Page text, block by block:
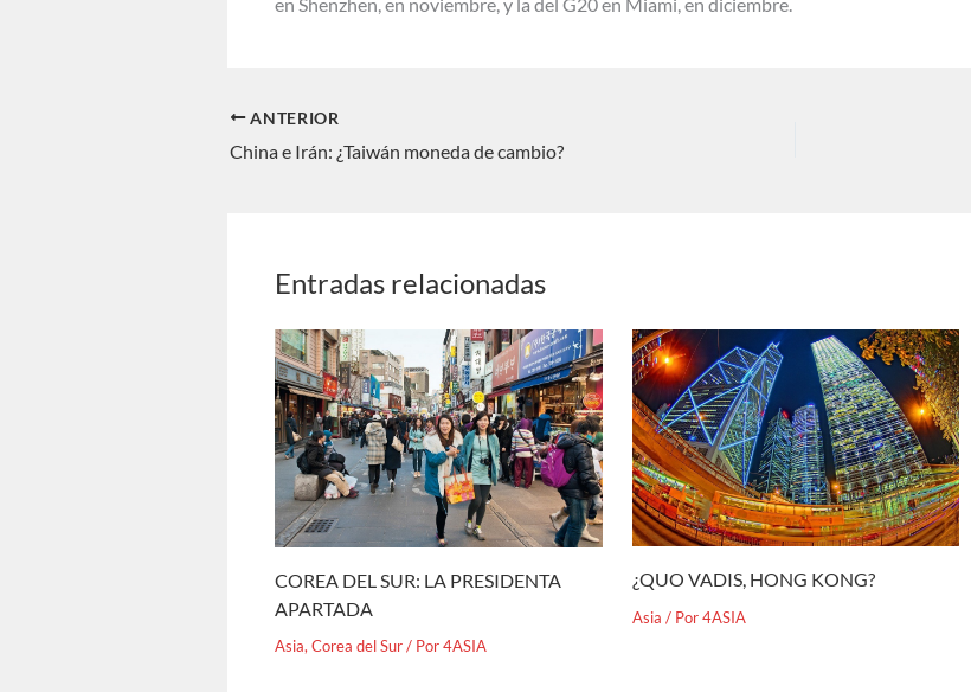
ANTERIOR
China e Irán: ¿Taiwán moneda de cambio?
Entradas relacionadas
COREA DEL SUR: LA PRESIDENTA
APARTADA
Asia, Corea del Sur/ Por4ASIA
¿QUO VADIS, HONG KONG?
Asia / Por4ASIA